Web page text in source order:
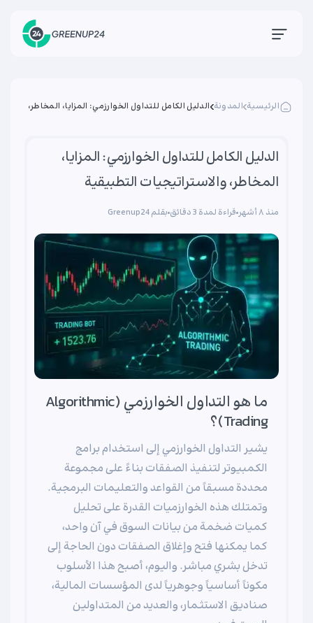
الرئيسية المدونة الدليل الكامل للتداول الخوارزمي: المزايا، المخاطر،
الدليل الكامل للتداول الخوارزمي: المزايا،
المخاطر، والاستراتيجيات التطبيقية
منذ ۸ أشهر قراءة لمدة 3 دقائق بقلم Greenup24
ما هو التداول الخوارزمي (Algorithmic
Trading)؟
يشير التداول الخوارزمي إلى استخدام برامج
الكمبيوتر لتنفيذ الصفقات بناءً على مجموعة
محددة مسبقاً من القواعد والتعليمات البرمجية.
وتمتلك هذه الخوارزميات القدرة على تحليل
كميات ضخمة من بيانات السوق في آن واحد،
كما يمكنها فتح وإغلاق الصفقات دون الحاجة إلى
تدخل بشري مباشر. واليوم، أصبح هذا الأسلوب
مكوناً أساسياً وجوهرياً لدى المؤسسات المالية،
صناديق الاستثمار، والعديد من المتداولين